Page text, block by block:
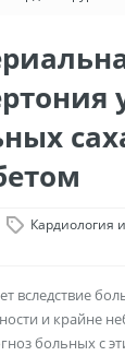
Кардиология
вследствие
и крайне
больных с